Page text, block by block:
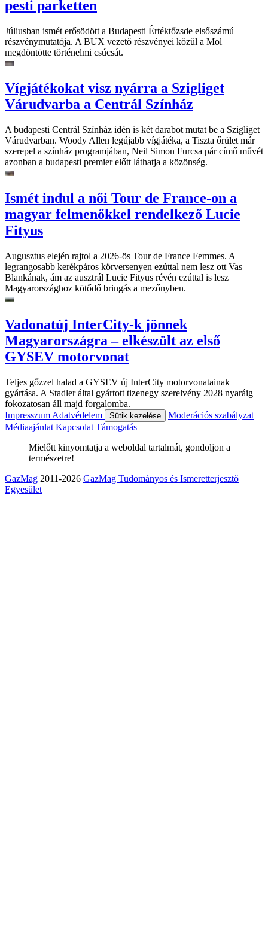
pesti parketten
Júliusban ismét erősödött a Budapesti Értéktőzsde elsőszámú
részvénymutatója. A BUX vezető részvényei közül a Mol
megdöntötte történelmi csúcsát.
Vígjátékokat visz nyárra a Szigliget
Várudvarba a Centrál Színház
A budapesti Centrál Színház idén is két darabot mutat be a Szigliget
Várudvarban. Woody Allen legújabb vígjátéka, a Tiszta őrület már
szerepel a színház programjában, Neil Simon Furcsa pár című művét
azonban a budapesti premier előtt láthatja a közönség.
Ismét indul a női Tour de France-on a
magyar felmenőkkel rendelkező Lucie
Fityus
Augusztus elején rajtol a 2026-ös Tour de France Femmes. A
legrangosabb kerékpáros körversenyen ezúttal nem lesz ott Vas
Blankának, ám az ausztrál Lucie Fityus révén ezúttal is lesz
Magyarországhoz kötődő bringás a mezőnyben.
Vadonatúj InterCity-k jönnek
Magyarországra – elkészült az első
GYSEV motorvonat
Teljes gőzzel halad a GYSEV új InterCity motorvonatainak
gyártása. A Stadler által gyártott tizenegy szerelvény 2028 nyaráig
fokozatosan áll majd forgalomba.
Impresszum Adatvédelem Sütik kezelése
Moderációs szabályzat
Médiaajánlat Kapcsolat Támogatás
Mielőtt kinyomtatja a weboldal tartalmát, gondoljon a
természetre!
GazMag 2011-2026 GazMag Tudományos és Ismeretterjesztő
Egyesület